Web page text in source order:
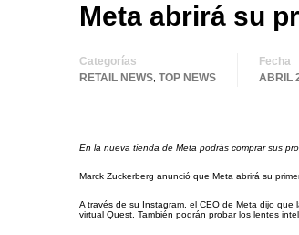
Meta abrirá su
Categorías
RETAIL NEWS TOP NEWS
Fecha
ABRIL
En la nueva tienda de Meta podrás comprar sus
Marck Zuckerberg anunció que Meta abrirá su
A través de su Instagram, el CEO de Meta dijo
virtual Quest. También podrán probar los lentes